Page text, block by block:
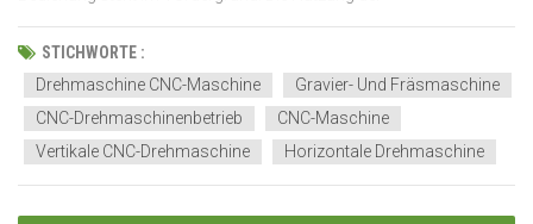
Leistungsfähigkeit dieses Tools verändert Branchen. Hier erfahren
Sie mehr über seine Bedeutung. Am Ende werden Sie die Feinheiten
einer effektiven Dreharbeit verstehen. Die Grundlagen v...
STICHWORTE :
Drehmaschine CNC-Maschine
Gravier- Und Fräsmaschine
CNC-Drehmaschinenbetrieb
CNC-Maschine
Vertikale CNC-Drehmaschine
Horizontale Drehmaschine